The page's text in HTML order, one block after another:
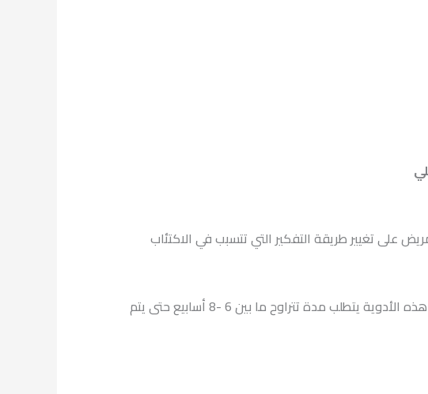
على تغيير طريقة التفكير التي تتسبب في الاكتئاب
تعتبر مضادات الاكتئاب أكثر أنواع أدوية اكتئاب ما بعد الولادة استخدامًا، لكن تجدر الإشارة إلى أن استخدام هذه الأدوية يتطلب مدة تتراوح ما بين 6 -8 أسابيع حتى يتم